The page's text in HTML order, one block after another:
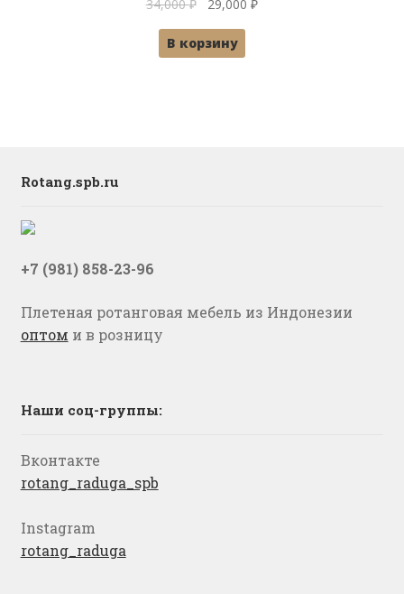
34,000₽
составляла
29,000₽
В корзину
Rotang.spb.ru
+7 (981) 858-23-96
Плетеная ротанговая мебель из Индонезии
оптом и в розницу
Наши соц-группы:
Вконтакте
rotang_raduga_spb
Instagram
rotang_raduga